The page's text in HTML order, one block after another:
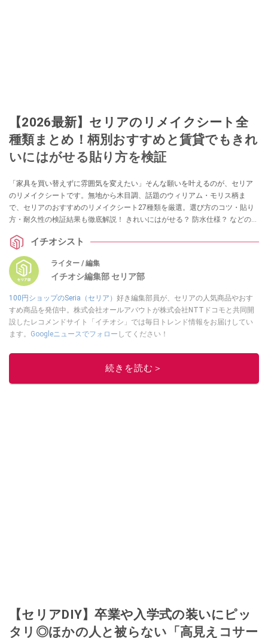
【2026最新】セリアのリメイクシート全
種類まとめ！柄別おすすめと賃貸でもきれ
いにはがせる貼り方を検証
「家具を買い替えずに雰囲気を変えたい」そんな願いを叶えるのが、セリア
のリメイクシートです。無地から木目調、話題のウィリアム・モリス柄ま
で、セリアのおすすめのリメイクシート27種類を厳選。選び方のコツ・貼り
方・耐久性の検証結果も徹底解説！ きれいにはがせる？ 防水仕様？ などの気
てくださいね。
イチオシスト
ライター / 編集
イチオシ編集部 セリア部
100円ショップのSeria（セリア） 好き編集部員が、セリアの人気商品やおす
すめ商品を発信中。株式会社オールアバウトが株式会社NTTドコモと共同開
設したレコメンドサイト「イチオシ」では毎日トレンド情報をお届けしてい
ます。 Googleニュースでフォロー してください！
このイチオシストの他の記事を読む
続きを読む＞
【セリアDIY】卒業や入学式の装いにピッ
タリ◎ほかの人と被らない「高見えコサー